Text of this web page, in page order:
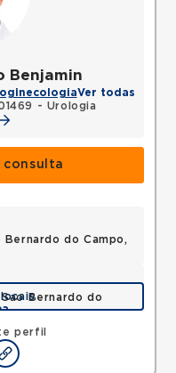
Benjamin
Ver todas
- Urologia
consulta
perfil
Bernardo do Campo,
Bernardo do